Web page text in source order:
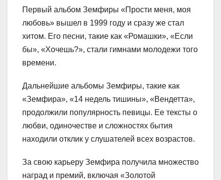
Первый альбом Земфиры «Прости меня, моя
любовь» вышел в 1999 году и сразу же стал
хитом. Его песни, такие как «Ромашки», «Если
бы», «Хочешь?», стали гимнами молодежи того
времени.
Дальнейшие альбомы Земфиры, такие как
«Земфира», «14 недель тишины», «Вендетта»,
продолжили популярность певицы. Ее тексты о
любви, одиночестве и сложностях бытия
находили отклик у слушателей всех возрастов.
За свою карьеру Земфира получила множество
наград и премий, включая «Золотой